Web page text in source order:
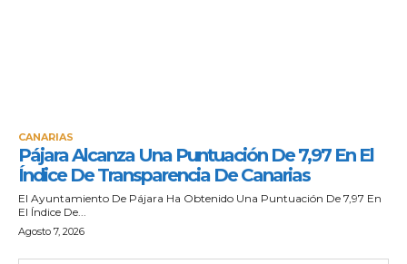
CANARIAS
Pájara Alcanza Una Puntuación De 7,97 En El
Índice De Transparencia De Canarias
El Ayuntamiento De Pájara Ha Obtenido Una Puntuación De 7,97 En
El Índice De...
Agosto 7, 2026